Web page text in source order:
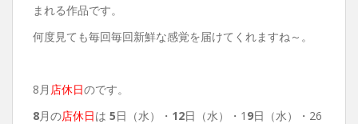
まれる作品です。
何度見ても毎回毎回新鮮な感覚を届けてくれますね～。
8月 店休日のです。
8月の店休日は 5日（水）・ 12日（水）・1 9日（水）・26